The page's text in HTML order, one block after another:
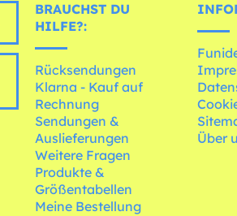
BRAUCHST DU
HILFE?:
Rücksendungen
Klarna - Kauf auf
Rechnung
Sendungen &
Auslieferungen
Weitere Fragen
Produkte &
Größentabellen
Meine Bestellung
Über